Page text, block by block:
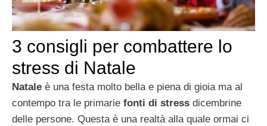
3 consigli per combattere lo
stress di Natale
Natale è una festa molto bella e piena di gioia ma al
contempo tra le primarie fonti di stress dicembrine
delle persone. Questa è una realtà alla quale ormai ci